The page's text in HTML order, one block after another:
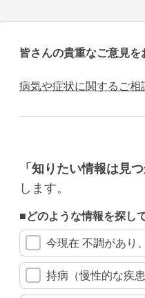
皆さんの貴重なご意見を
病気や症状に関するご相
「知りたい情報は見
します。
■どのような情報を探し
今現在 不調があり
持病（慢性的な疾